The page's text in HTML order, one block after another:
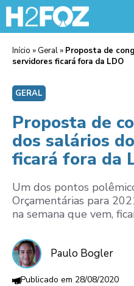
Início » Geral » Proposta de
servidores ficará fora da LDO
GERAL
Proposta de
dos salários
ficará fora da
Um dos pontos
Orçamentárias para
na semana que vem,
Paulo Bogler
28/08/2020